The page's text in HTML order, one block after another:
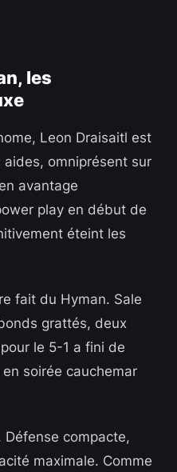
les
Leon Draisaitl est
omniprésent sur
avantage
play en début de
éteint les
fait du Hyman. Sale
grattés, deux
le 5-1 a fini de
soirée cauchemar
Défense compacte,
maximale. Comme